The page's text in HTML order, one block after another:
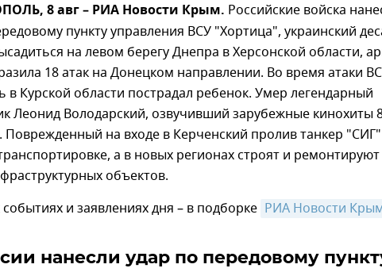
8 авг – РИА Новости Крым. Российские войска
пункту управления ВСУ "Хортица", украинский
на левом берегу Днепра в Херсонской области,
18 атак на Донецком направлении. Во время атаки
в Курской области пострадал ребенок. Умер легендарный
Леонид Володарский, озвучивший зарубежные кинохиты
Поврежденный на входе в Керченский пролив танкер "СИГ"
а в новых регионах строят и
объектов.
и заявлениях дня – в подборке РИА Новости
нанесли удар по передовому